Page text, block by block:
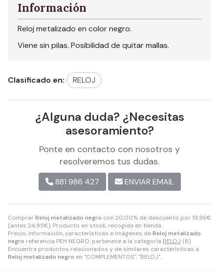
ComprarReloj metalizado negro con 20,00% de descuento por19,96€
(antes 24,95€). Producto en stock, recogida en tienda.
Precio, información, características e imágenes deReloj metalizado
negro referencia PEH NEGRO, pertenece a la categoría RELOJ (8).
Encuentra productos relacionados y de similares características a
Reloj metalizado negro en "COMPLEMENTOS", "RELOJ".
Información
Reloj metalizado en color negro.
Viene sin pilas. Posibilidad de quitar mallas.
Clasificado en: RELOJ
¿Alguna duda? ¿Necesitas
asesoramiento?
Ponte en contacto con nosotros y
resolveremos tus dudas.
881 986 427 ENVIAR EMAIL